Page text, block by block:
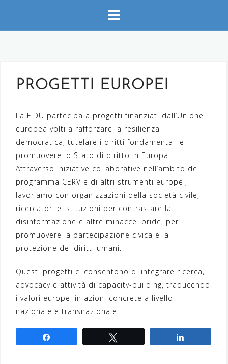
content
PROGETTI EUROPEI
La FIDU partecipa a progetti finanziati dall’Unione
europea volti a rafforzare la resilienza
democratica, tutelare i diritti fondamentali e
promuovere lo Stato di diritto in Europa.
Attraverso iniziative collaborative nell’ambito del
programma CERV e di altri strumenti europei,
lavoriamo con organizzazioni della società civile,
ricercatori e istituzioni per contrastare la
disinformazione e altre minacce ibride, per
promuovere la partecipazione civica e la
protezione dei diritti umani.
Questi progetti ci consentono di integrare ricerca,
advocacy e attività di capacity-building, traducendo
i valori europei in azioni concrete a livello
nazionale e transnazionale.